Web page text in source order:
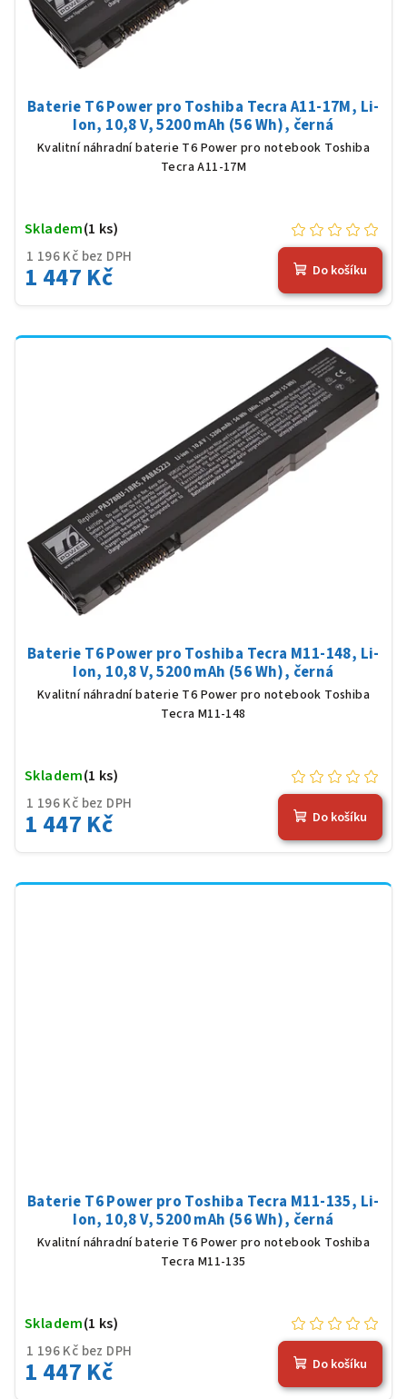
Baterie T6 Power pro Toshiba Tecra A11-17M, Li-
Ion, 10,8 V, 5200 mAh (56 Wh), černá
Kvalitní náhradní baterie T6 Power pro notebook Toshiba
Tecra A11-17M
1 196 Kč bez DPH
1 447 Kč
Skladem(1 ks)
Do košíku
Baterie T6 Power pro Toshiba Tecra M11-148, Li-
Ion, 10,8 V, 5200 mAh (56 Wh), černá
Kvalitní náhradní baterie T6 Power pro notebook Toshiba
Tecra M11-148
1 196 Kč bez DPH
1 447 Kč
Skladem(1 ks)
Do košíku
Baterie T6 Power pro Toshiba Tecra M11-135, Li-
Ion, 10,8 V, 5200 mAh (56 Wh), černá
Kvalitní náhradní baterie T6 Power pro notebook Toshiba
Tecra M11-135
1 196 Kč bez DPH
1 447 Kč
Skladem(1 ks)
Do košíku